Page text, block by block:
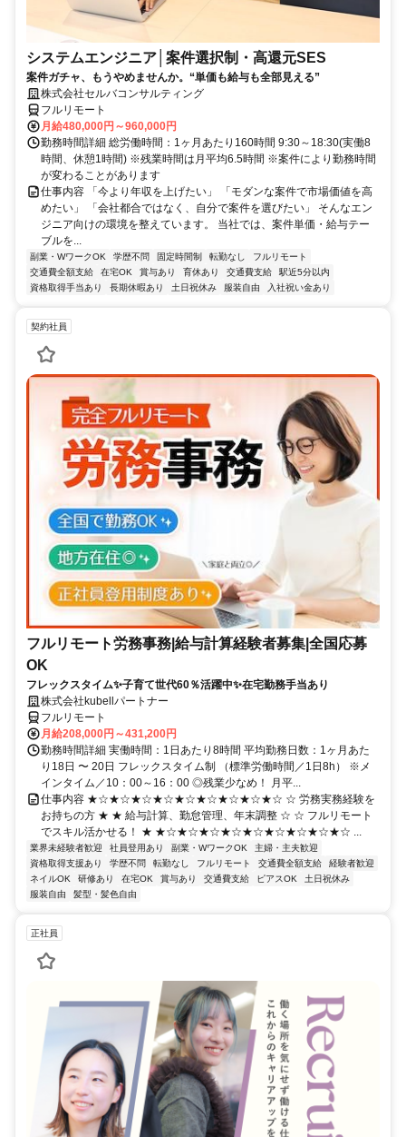
システムエンジニア│案件選択制・高還元SES
案件ガチャ、もうやめませんか。“単価も給与も全部見える”
株式会社セルバコンサルティング
フルリモート
月給480,000円～960,000円
勤務時間詳細 総労働時間：1ヶ月あたり160時間 9:30～18:30(実働8
時間、休憩1時間) ※残業時間は月平均6.5時間 ※案件により勤務時間
が変わることがあります
仕事内容 「今より年収を上げたい」 「モダンな案件で市場価値を高
めたい」 「会社都合ではなく、自分で案件を選びたい」 そんなエン
ジニア向けの環境を整えています。 当社では、案件単価・給与テー
ブルを...
副業・WワークOK 学歴不問 固定時間制 転勤なし
フルリモート
交通費全額支給
在宅OK 賞与あり 育休あり 交通費支給
駅近5分以内
資格取得手当あり
長期休暇あり 土日祝休み 服装自由 入社祝い金あり
契約社員
フルリモート労務事務|給与計算経験者募集|全国応募
OK
フレックスタイム✨子育て世代60％活躍中✨在宅勤務手当あり
株式会社kubellパートナー
フルリモート
月給208,000円～431,200円
勤務時間詳細 実働時間：1日あたり8時間 平均勤務日数：1ヶ月あた
り18日 〜 20日 フレックスタイム制 （標準労働時間／1日8h） ※メ
インタイム／10：00～16：00 ◎残業少なめ！ 月平...
仕事内容 ★☆★☆★☆★☆★☆★☆★☆★☆★☆ ☆ 労務実務経験を
お持ちの方 ★ ★ 給与計算、勤怠管理、年末調整 ☆ ☆ フルリモート
でスキル活かせる！ ★ ★☆★☆★☆★☆★☆★☆★☆★☆★☆ ...
業界未経験者歓迎 社員登用あり 副業・WワークOK
主婦・主夫歓迎
資格取得支援あり
学歴不問 転勤なし フルリモート 交通費全額支給
経験者歓迎
ネイルOK
研修あり 在宅OK 賞与あり 交通費支給 ピアスOK
土日祝休み
服装自由
髪型・髪色自由
正社員